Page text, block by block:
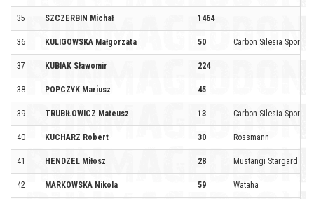
35 SZCZERBIN Michał 1464
36 KULIGOWSKA Małgorzata 50 Carbon Silesia Sport
37 KUBIAK Sławomir 224
38 POPCZYK Mariusz 45
39 TRUBIŁOWICZ Mateusz 13 Carbon Silesia Sport
40 KUCHARZ Robert 30 Rossmann
41 HENDZEL Miłosz 28 Mustangi Stargard
42 MARKOWSKA Nikola 59 Wataha